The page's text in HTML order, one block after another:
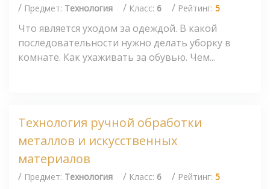
/ Предмет: Технология / Класс: 6 / Рейтинг: 5
Что является уходом за одеждой. В какой
последовательности нужно делать уборку в
комнате. Как ухаживать за обувью. Чем...
Технология ручной обработки
металлов и искусственных
материалов
/ Предмет: Технология / Класс: 6 / Рейтинг: 5